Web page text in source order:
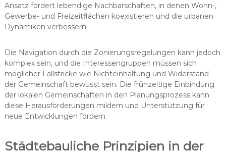
Ansatz fördert lebendige Nachbarschaften, in denen Wohn-,
Gewerbe- und Freizeitflächen koexistieren und die urbanen
Dynamiken verbessern.
Die Navigation durch die Zonierungsregelungen kann jedoch
komplex sein, und die Interessengruppen müssen sich
möglicher Fallstricke wie Nichteinhaltung und Widerstand
der Gemeinschaft bewusst sein. Die frühzeitige Einbindung
der lokalen Gemeinschaften in den Planungsprozess kann
diese Herausforderungen mildern und Unterstützung für
neue Entwicklungen fördern.
Städtebauliche Prinzipien in der